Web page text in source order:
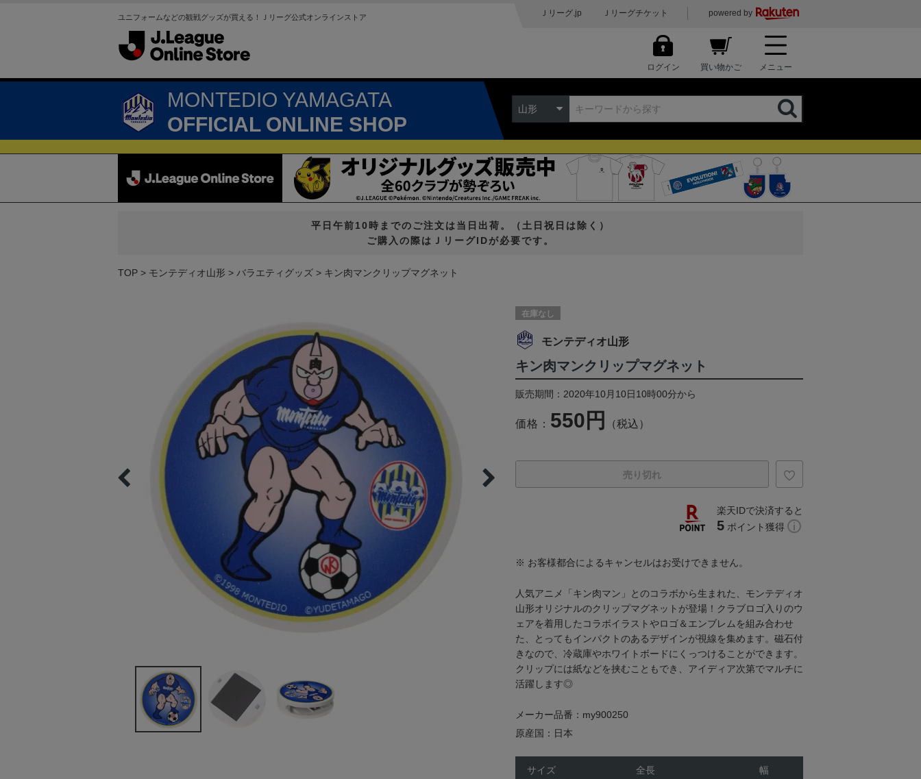
ユニフォームなどの観戦グッズが買える！Ｊリーグ公式オンラインストア Ｊリーグ.jp Ｊリーグチケット powered by
ログイン 買い物かご メニュー
MONTEDIO YAMAGATA
OFFICIAL ONLINE SHOP
山形
平日午前10時までのご注文は当日出荷。（土日祝日は除く）
ご購入の際はＪリーグIDが必要です。
TOP モンテディオ山形 バラエティグッズ キン肉マンクリップマグネット
在庫なし
モンテディオ山形
キン肉マンクリップマグネット
販売期間：2020年10月10日10時00分から
価格： 550円 （税込）
売り切れ
楽天IDで決済すると
5 ポイント獲得
※ お客様都合によるキャンセルはお受けできません。
人気アニメ「キン肉マン」とのコラボから生まれた、モンテディオ
山形オリジナルのクリップマグネットが登場！クラブロゴ入りのウ
ェアを着用したコラボイラストやロゴ＆エンブレムを組み合わせ
た、とってもインパクトのあるデザインが視線を集めます。磁石付
きなので、冷蔵庫やホワイトボードにくっつけることができます。
クリップには紙などを挟むこともでき、アイディア次第でマルチに
活躍します◎
メーカー品番：my900250
原産国：日本
サイズ 全長
幅